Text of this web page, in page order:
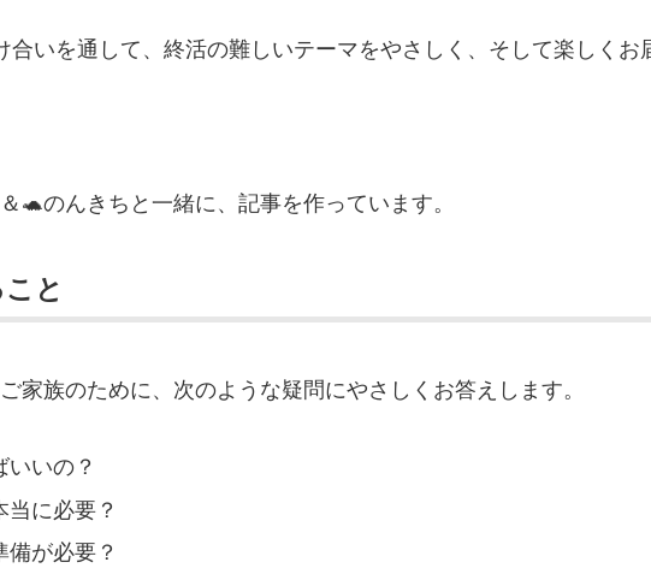
いを通して、終活の難しいテーマをやさしく、そして楽しくお
🐢のんきちと一緒に、記事を作っています。
と
家族のために、次のような疑問にやさしくお答えします。
いの？
に必要？
が必要？